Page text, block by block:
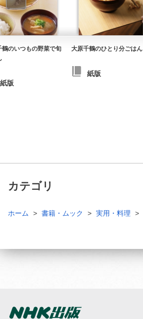
鶴のいつもの野菜で旬
紙版
大原千鶴のひとり分ごはん
紙版
カテゴリ
ホーム 書籍・ムック 実用・料理